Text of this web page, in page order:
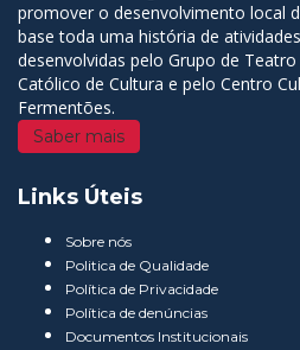
promover o desenvolvimento local
base toda uma história de
desenvolvidas pelo Grupo de
Católico de Cultura e pelo Centro
Fermentões.
Saber mais
Links Úteis
Sobre nós
Politica de Qualidade
Política de Privacidade
Política de denúncias
Documentos Institucionais